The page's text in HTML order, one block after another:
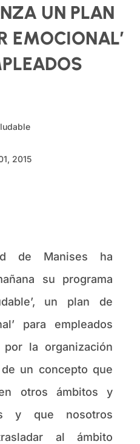
UN PLAN
EMOCIONAL’
2015
de Manises ha
su programa
un plan de
para empleados
la organización
un concepto que
otros ámbitos y
y que nosotros
al ámbito